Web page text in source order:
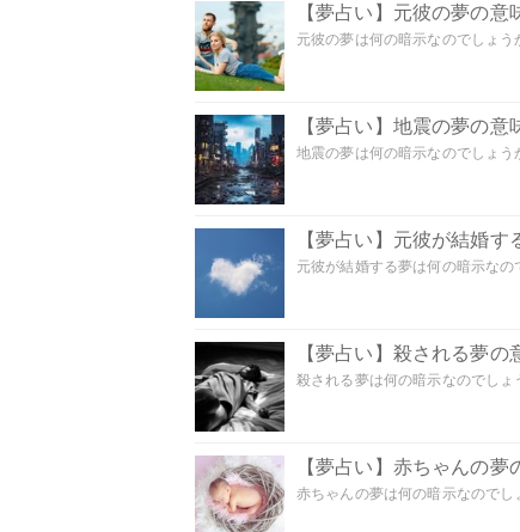
【夢占い】元彼の夢の
元彼の夢は何の暗示なのでしょ
【夢占い】地震の夢の
地震の夢は何の暗示なのでしょ
【夢占い】元彼が結婚
元彼が結婚する夢は何の暗示な
【夢占い】殺される夢
殺される夢は何の暗示なのでし
【夢占い】赤ちゃんの
赤ちゃんの夢は何の暗示なので